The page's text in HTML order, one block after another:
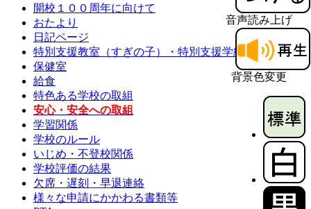
音声読み上げ
背景色変更
開校１００周年に向けて
おたより
日記ページ
特別支援教室（すぎの子）・特別支援学級（さくら）
保健室
給食
特色ある学校の取組
安心・安全への取組
学習関係
学校のルール
いじめ・不登校関係
学校評価の結果
欠席・遅刻・早退連絡
様々な申請にかかわる書類等